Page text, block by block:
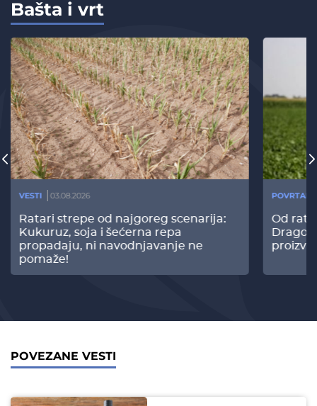
Bašta i vrt
VESTI 03.08.2026
Ratari strepe od najgoreg scenarija:
Kukuruz, soja i šećerna repa
propadaju, ni navodnjavanje ne
pomaže!
Od
POVEZANE VESTI